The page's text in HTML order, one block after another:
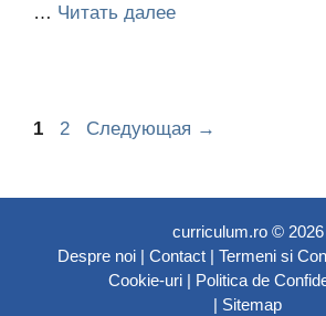
… Читать далее
Страница
1 Страница
2 Следующая →
curriculum.ro © 2026
Despre noi | Contact | Termeni si
Cookie-uri| Politica de
| Sitemap